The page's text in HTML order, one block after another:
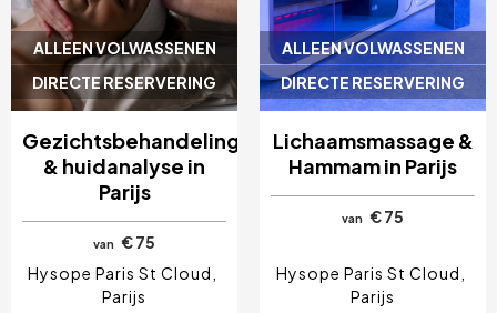
ALLEEN VOLWASSENEN
DIRECTE RESERVERING
Gezichtsbehandeling
& huidanalyse in
Parijs
van
€ 75
Hysope Paris St Cloud
Parijs
ALLEEN VOLWASSENEN
DIRECTE RESERVERING
Lichaamsmassage &
Hammam in Parijs
van € 75
Hysope Paris St Cloud
Parijs